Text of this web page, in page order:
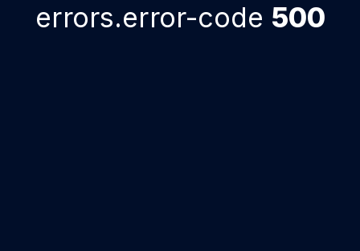
errors.error-code 500